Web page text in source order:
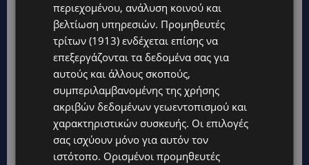
περιεχομένου, ανάλυση κοινού και
βελτίωση υπηρεσιών. Προμηθευτές
τρίτων (1913) ενδέχεται επίσης να
επεξεργάζονται τα δεδομένα σας για
αυτούς και άλλους σκοπούς,
συμπεριλαμβανομένης της χρήσης
ακριβών δεδομένων γεωεντοπισμού και
χαρακτηριστικών συσκευής. Οι επιλογές
σας ισχύουν μόνο για αυτόν τον
ιστότοπο. Ορισμένοι προμηθευτές